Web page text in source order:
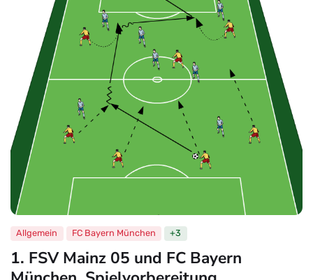
1. FSV Mainz 05 und FC Bayern
Allgemein FC Bayern München +3